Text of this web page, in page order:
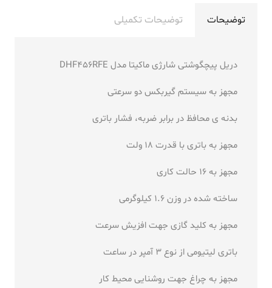
توضیحات توضیحات تکمیلی
دریل پیچگوشتی شارژی ماکیتا مدل DHF456RFE
مجهز به سیستم گیربکس دو سرعتی
بدنه ی محافظ در برابر ضربه، فشار باتری
مجهز به باتری با قدرت 18 ولت
مجهز به 16 حالت کاری
ساخته شده در وزن 1.6 کیلوگرمی
مجهز به کلید گازی جهت افزیش سرعت
باتری لیتیومی از نوع 3 آمپر در ساعت
مجهز به چراغ جهت روشنایی محیط کار